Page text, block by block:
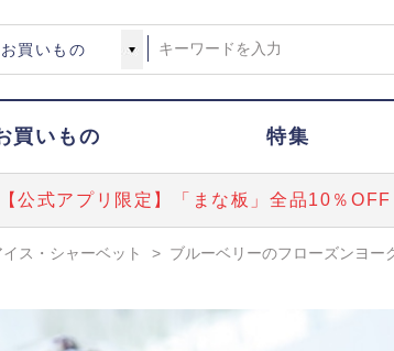
買いもの 特集
【公式アプリ限定】「まな板」全品10％
イス・シャーベット > ブルーベリーのフローズンヨー